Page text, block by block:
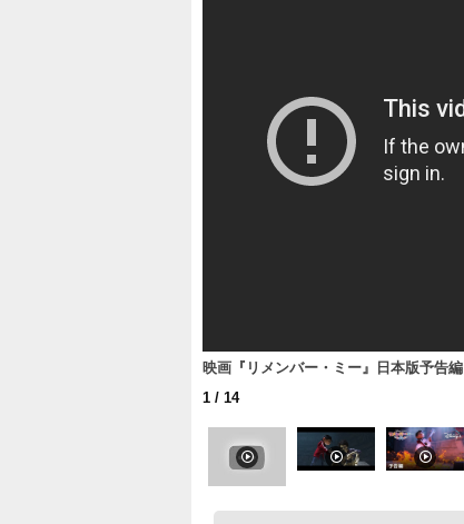
映画『リメンバー・ミー』日本版予告編
1 / 14